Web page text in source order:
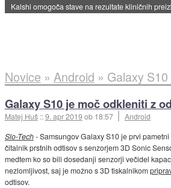
Kalshi omogoča stave na rezultate kliničnih
Novice » Android » Galaxy
Galaxy S10 je moč odkleniti z
Matej Huš ::9. apr 2019ob 18:57
Android
Slo-Tech- Samsungov Galaxy S10 je prvi
čitalnik prstnih odtisov s senzorjem 3D Sonic
medtem ko so bili dosedanji senzorji večidel
nezlomljivost, saj je možno s 3D tiskalnikom
odtisov.